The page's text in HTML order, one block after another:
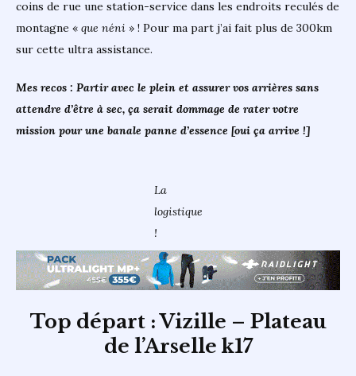
coins de rue une station-service dans les endroits reculés de
montagne « que néni » ! Pour ma part j’ai fait plus de 300km
sur cette ultra assistance.
Mes recos : Partir avec le plein et assurer vos arrières sans
attendre d’être à sec, ça serait dommage de rater votre
mission pour une banale panne d’essence [oui ça arrive !]
La
logistique
!
Top départ : Vizille – Plateau
de l’Arselle k17